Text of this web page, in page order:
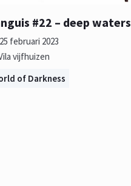
#22 – deep waters
25 februari 2023
vijfhuizen
of Darkness